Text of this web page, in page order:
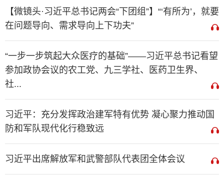
【微镜头·习近平总书记两会“下团组”】“‘有所为’，就要
在问题导向、需求导向上下功夫”
“一步一步筑起大众医疗的基础”——习近平总书记看望
参加政协会议的农工党、九三学社、医药卫生界、
社...
习近平：充分发挥政治建军特有优势 凝心聚力推动国
防和军队现代化行稳致远
习近平出席解放军和武警部队代表团全体会议